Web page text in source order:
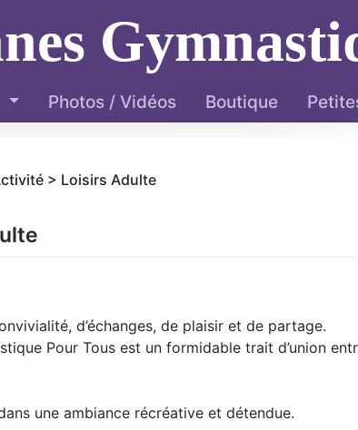
Photos / Vidéos Boutique
> Loisirs Adulte
d’échanges, de plaisir et de partage.
Pour Tous est un formidable trait d’union
une ambiance récréative et détendue.